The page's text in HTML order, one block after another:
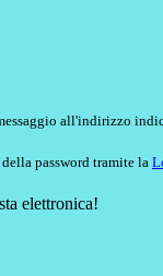
all'indirizzo
password tramite la
elettronica!